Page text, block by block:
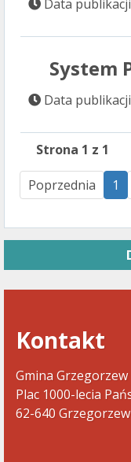
Data
System
Data
Strona 1 z 1
Poprzednia 1
Kontakt
Gmina Grzegorzew
Plac 1000-lecia
62-640 Grzegorzew